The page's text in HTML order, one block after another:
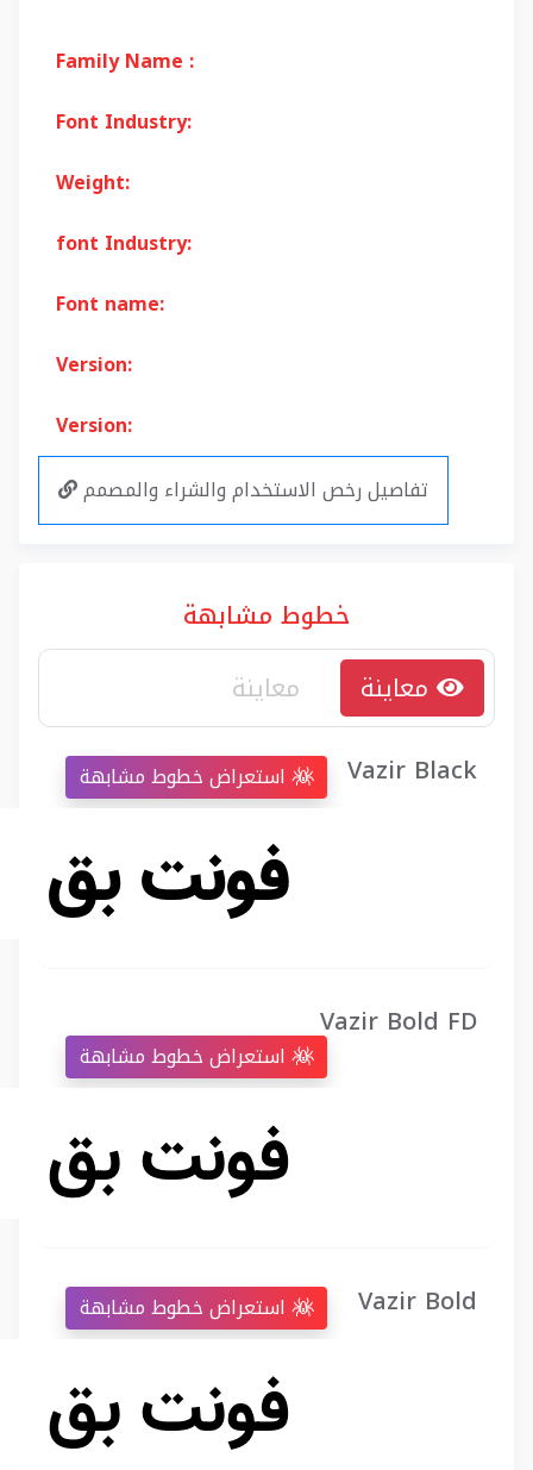
Family Name :
Font Industry:
Weight:
font Industry:
Font name:
Version:
Version:
تفاصيل رخص الاستخدام والشراء والمصمم
خطوط مشابهة
Vazir Black
Vazir Bold FD
Vazir Bold